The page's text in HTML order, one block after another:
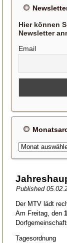
Hier können
Newsletter
Email
Monatsarchiv
Published
Der MTV lädt
Am Freitag, den
Tagesordnung